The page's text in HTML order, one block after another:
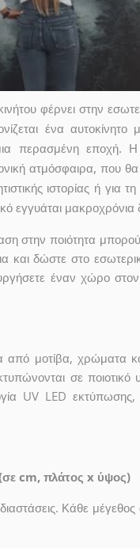
φέρνει στην
ένα
περασμένη εποχή.
ατμόσφαιρα, που
ιστορίας ή για
εγγυάται
στην ποιότητα
και δώστε στο
έναν χώρο
από μοτίβα, χρώματα
σε
UV LED εκτύπωσης,
(σε cm, πλάτος x ύψος)
Κάθε